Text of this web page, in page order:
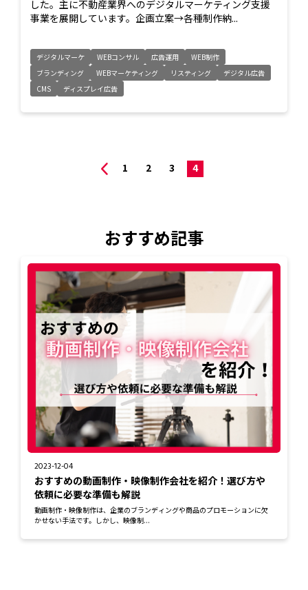
した。主に不動産業界へのデジタルマーケティング支援
事業を展開しています。企画立案→各種制作納...
デジタルマーケ WEBコンサル 広告運用
WEB制作
ブランディング
WEBマーケティング リスティング
デジタル広告
CMS
ディスプレイ広告
1 2 3 4
おすすめ記事
2023-12-04
おすすめの動画制作・映像制作会社を紹介！選び方や
依頼に必要な準備も解説
動画制作・映像制作は、企業のブランディングや商品のプロモーションに欠
かせない手法です。しかし、映像制...